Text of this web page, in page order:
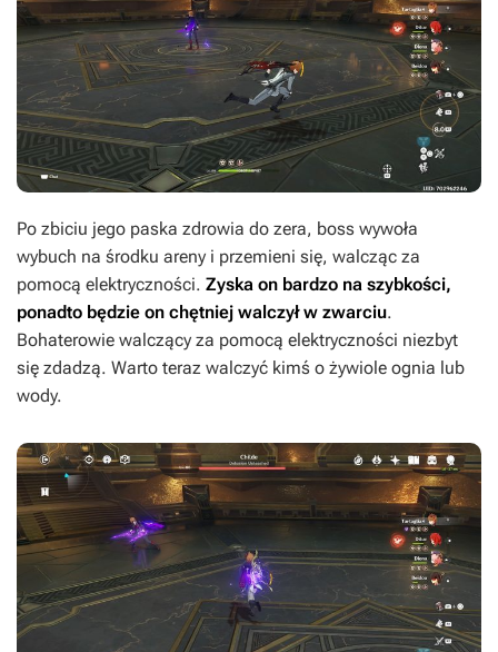
Po zbiciu jego paska zdrowia do zera, boss wywoła
wybuch na środku areny i przemieni się, walcząc za
pomocą elektryczności. Zyska on bardzo na szybkości,
ponadto będzie on chętniej walczył w zwarciu.
Bohaterowie walczący za pomocą elektryczności niezbyt
się zdadzą. Warto teraz walczyć kimś o żywiole ognia lub
wody.